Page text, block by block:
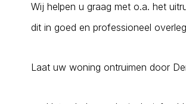
Wij helpen u graag met o.a. het
dit in goed en professioneel
Laat uw woning ontruimen door